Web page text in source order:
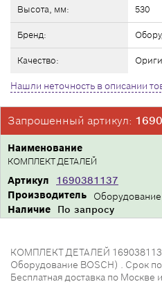
Высота, мм: 530
Бренд:
Качество:
Нашли неточность в описании
Запрошенный артикул:
Производитель Оборудование
Артикул 1690381137
Наименование
КОМПЛЕКТ ДЕТАЛЕЙ
Наличие По запросу
КОМПЛЕКТ ДЕТАЛЕЙ
Оборудование BOSCH) . Срок
Бесплатная доставка по Москве